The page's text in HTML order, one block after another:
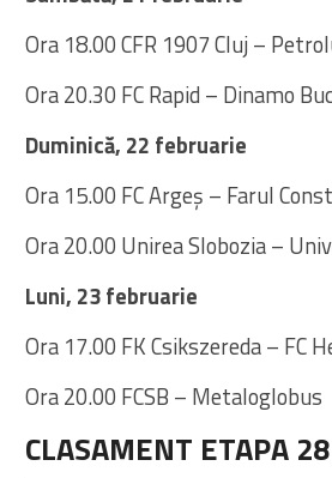
Ora 18.00 CFR 1907 Cluj –
Ora 20.30 FC Rapid – Dinamo
Duminică, 22 februarie
Ora 15.00 FC Argeș – Farul
Ora 20.00 Unirea Slobozia –
Luni, 23 februarie
Ora 17.00 FK Csikszereda – FC
Ora 20.00 FCSB – Metaloglobus
CLASAMENT ETAPA 28